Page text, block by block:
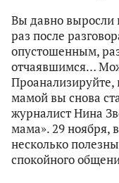
Вы давно выросли
раз после
опустошенным,
отчаявшимся…
Проанализируйте,
мамой вы снова
журналист Нина
мама». 29 ноября,
несколько
спокойного